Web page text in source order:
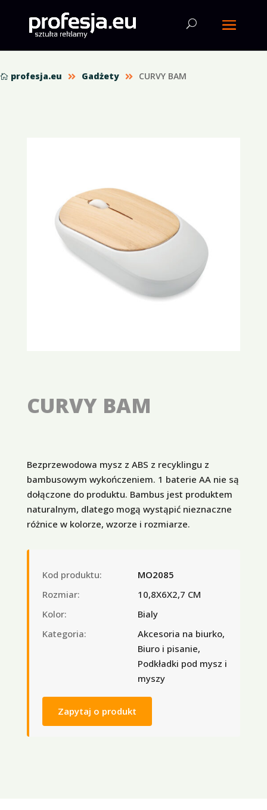
 profesja.eu  Gadżety  CURVY BAM
CURVY BAM
Bezprzewodowa mysz z ABS z recyklingu z
bambusowym wykończeniem. 1 baterie AA nie są
dołączone do produktu. Bambus jest produktem
naturalnym, dlatego mogą wystąpić nieznaczne
różnice w kolorze, wzorze i rozmiarze.
Kod produktu:
MO2085
Rozmiar:
10,8X6X2,7 CM
Kolor:
Bialy
Kategoria:
Akcesoria na biurko,
Biuro i pisanie,
Podkładki pod mysz i
myszy
Zapytaj o produkt